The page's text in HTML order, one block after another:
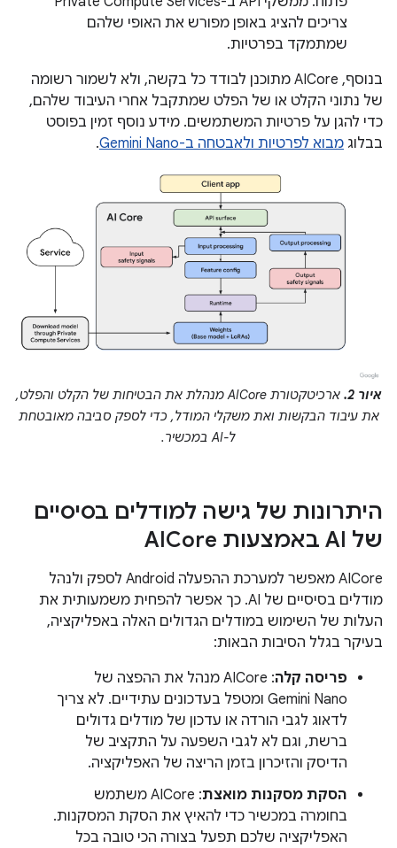
צריכים להציג באופן מפורש את האופי שלהם
שמתמקד בפרטיות.
בנוסף, AICore מתוכנן לבודד כל בקשה, ולא לשמור רשומה
של נתוני הקלט או של הפלט שמתקבל אחרי העיבוד שלהם,
כדי להגן על פרטיות המשתמשים. מידע נוסף זמין בפוסט
בבלוג מבוא לפרטיות ולאבטחה ב-Gemini Nano .
איור 2.
ארכיטקטורת AICore מנהלת את הבטיחות של הקלט והפלט,
את עיבוד הבקשות ואת משקלי המודל, כדי לספק סביבה מאובטחת
ל-AI במכשיר.
היתרונות של גישה למודלים בסיסיים
של AI באמצעות AICore
‫AICore מאפשר למערכת ההפעלה Android לספק ולנהל
מודלים בסיסיים של AI. כך אפשר להפחית משמעותית את
העלות של השימוש במודלים הגדולים האלה באפליקציה,
בעיקר בגלל הסיבות הבאות:
פריסה קלה
: AICore מנהל את ההפצה של
Gemini Nano ומטפל בעדכונים עתידיים. לא צריך
לדאוג לגבי הורדה או עדכון של מודלים גדולים
ברשת, וגם לא לגבי השפעה על התקציב של
הדיסק והזיכרון בזמן הריצה של האפליקציה.
הסקת מסקנות מואצת
: AICore משתמש
בחומרה במכשיר כדי להאיץ את הסקת המסקנות.
האפליקציה שלכם תפעל בצורה הכי טובה בכל